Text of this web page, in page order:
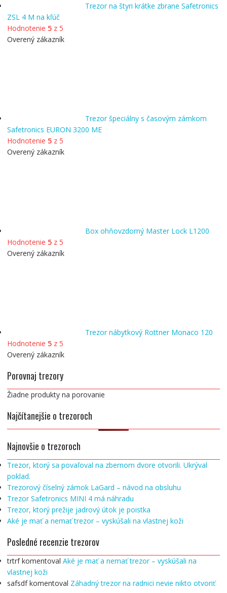
Trezor na štyri krátke zbrane Safetronics
ZSL 4 M na kľúč
Hodnotenie 5z 5
Overený zákazník
Trezor špeciálny s časovým zámkom
Safetronics EURON 3200 ME
Hodnotenie 5z 5
Overený zákazník
Box ohňovzdorný Master Lock L1200
Hodnotenie 5z 5
Overený zákazník
Trezor nábytkový Rottner Monaco 120
Hodnotenie 5z 5
Overený zákazník
Porovnaj trezory
Žiadne produkty na porovanie
Najčítanejšie o trezoroch
Najnovšie o trezoroch
Trezor, ktorý sa povaľoval na zbernom dvore otvorili. Ukrýval
poklad.
Trezorový číselný zámok LaGard – návod na obsluhu
Trezor Safetronics MINI 4 má náhradu
Trezor, ktorý prežije jadrový útok je poistka
Aké je mať a nemať trezor – vyskúšali na vlastnej koži
Posledné recenzie trezorov
trtrfkomentoval Aké je mať a nemať trezor – vyskúšali na
vlastnej koži
safsdfkomentoval Záhadný trezor na radnici nevie nikto otvoriť